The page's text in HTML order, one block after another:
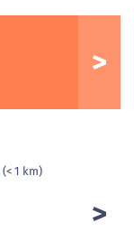
(< 1 km)